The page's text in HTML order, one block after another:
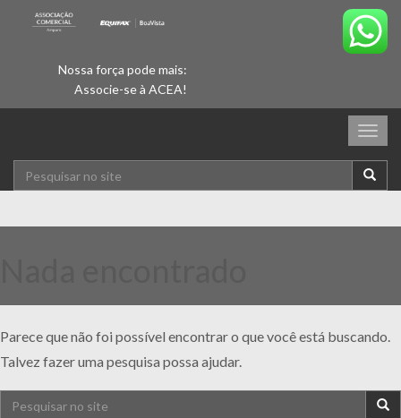
Nossa força pode mais:
Associe-se à ACEA!
Parece que não foi possível encontrar o que você está buscando.
Talvez fazer uma pesquisa possa ajudar.